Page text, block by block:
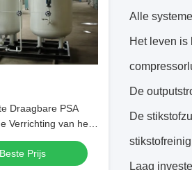
Draagbare PSA
Verrichting van het
Prijs
Alle
Het leven is
De
De
Laag